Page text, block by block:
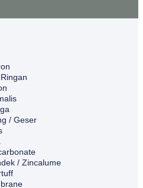
/ Geser
/ Zincalume